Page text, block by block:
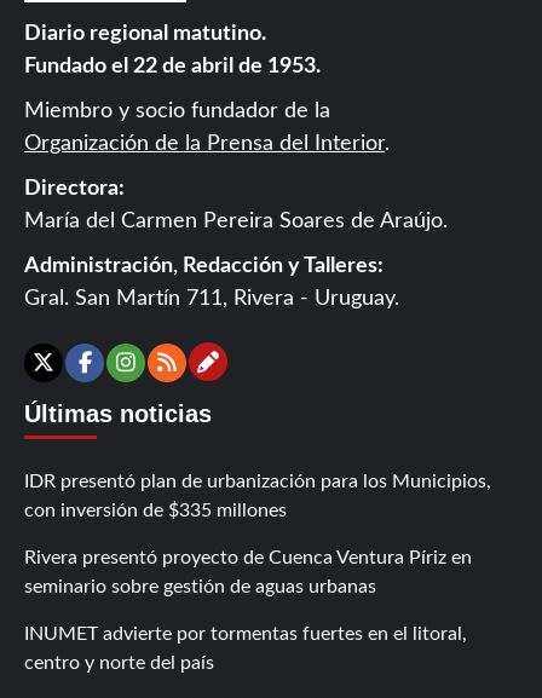
Diario regional matutino.
Fundado el 22 de abril de 1953.
Miembro y socio fundador de la
Organización de la Prensa del Interior.
Directora:
María del Carmen Pereira Soares de Araújo.
Administración, Redacción y Talleres:
Gral. San Martín 711, Rivera - Uruguay.
X Facebook
Instagram
RSSContáctanos
Últimas noticias
IDR presentó plan de urbanización para los Municipios,
con inversión de $335 millones
Rivera presentó proyecto de Cuenca Ventura Píriz en
seminario sobre gestión de aguas urbanas
INUMET advierte por tormentas fuertes en el litoral,
centro y norte del país